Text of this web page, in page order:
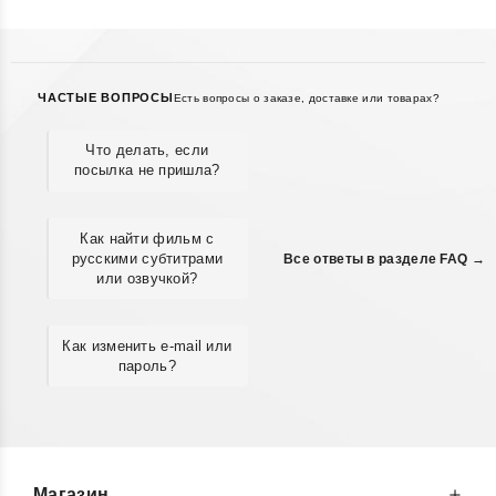
ЧАСТЫЕ ВОПРОСЫЕсть вопросы о заказе, доставке или товарах?
Что делать, если
посылка не пришла?
Как найти фильм с
русскими субтитрами
или озвучкой?
Как изменить e-mail или
пароль?
Все ответы в разделе FAQ →